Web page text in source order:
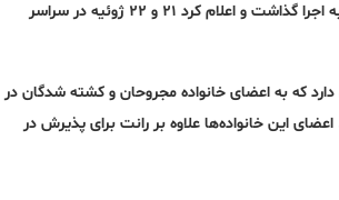
پس از گسترده شدن اعتراض‌ها و ناآرامی‌ها دربنگلادش ، دولت از ۲۰ ژوئیه مقررات منع آمد و شد را به اجرا گذاشت و اعلام کرد ۲۱ و ۲۲ ژوئیه در سراسر
دارد که به اعضای خانواده مجروحان و کشته شدگان در
این خانواده‌ها علاوه بر رانت برای پذیرش در